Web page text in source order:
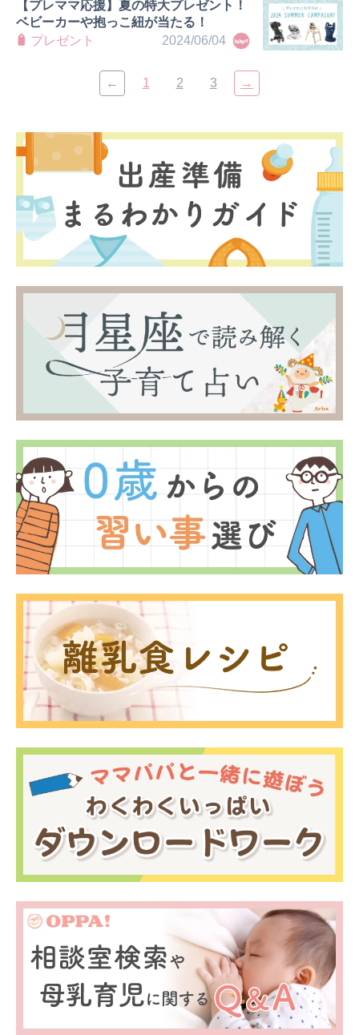
2024/06/04
【プレママ応援】夏の特大プレゼント！
ベビーカーや抱っこ紐が当たる！
プレゼント
← 1 2 3 →